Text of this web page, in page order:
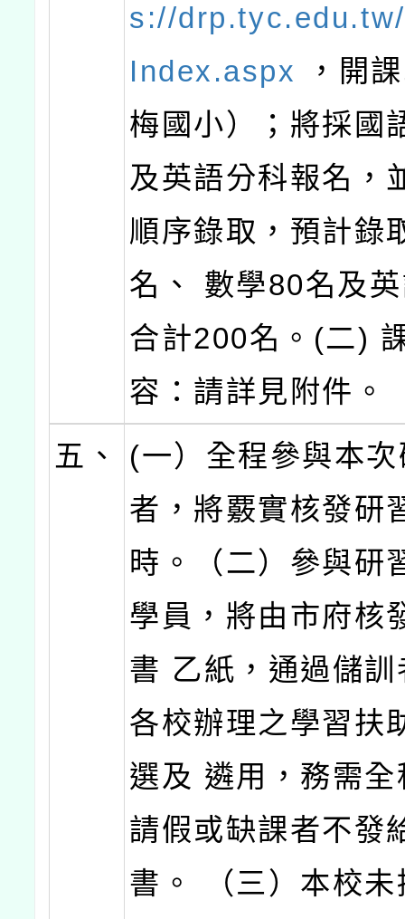
s://
Index.aspx ，開
梅國小）；將採國
及英語分科報名，
順序錄取，預計錄
名、 數學80名及
合計200名。(二)
容：請詳見附件。
五、
(一）全程參與本
者，將覈實核發研
時。（二）參與研
學員，將由市府核
書 乙紙，通過儲
各校辦理之學習扶
選及 遴用，務需
請假或缺課者不發
書。 （三）本校